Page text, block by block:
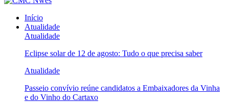
Início
Atualidade
Atualidade
Eclipse solar de 12 de agosto: Tudo o que precisa saber
Atualidade
Passeio convívio reúne candidatos a Embaixadores da Vinha
e do Vinho do Cartaxo